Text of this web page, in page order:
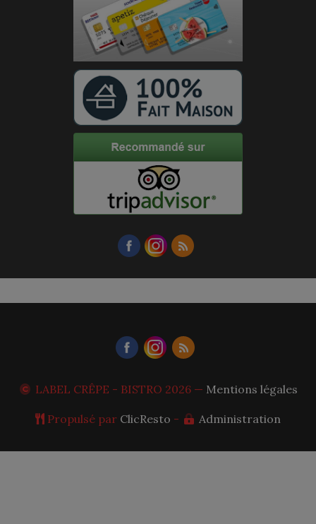
LABEL CRÊPE - BISTRO 2026 — Mentions légales
Propulsé par ClicResto - Administration